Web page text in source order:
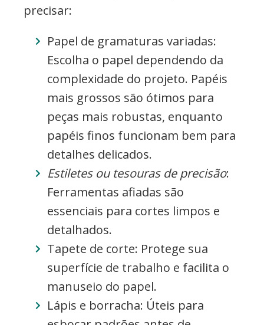
precisar:
Papel de gramaturas variadas:
Escolha o papel dependendo da
complexidade do projeto. Papéis
mais grossos são ótimos para
peças mais robustas, enquanto
papéis finos funcionam bem para
detalhes delicados.
Estiletes ou tesouras de precisão:
Ferramentas afiadas são
essenciais para cortes limpos e
detalhados.
Tapete de corte: Protege sua
superfície de trabalho e facilita o
manuseio do papel.
Lápis e borracha: Úteis para